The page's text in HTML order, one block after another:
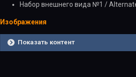
Набор внешнего вида №1 /
Изображения
Показать контент